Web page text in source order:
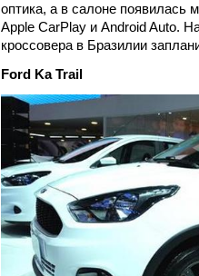
оптика, а в салоне появилась
Apple CarPlay и Android Auto.
кроссовера в Бразилии
Ford Ka Trail